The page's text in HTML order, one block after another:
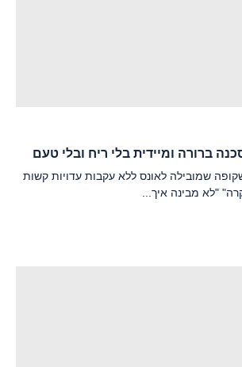
שמובילה לאונס ללא עקבות עדויות קשות
"לא מבינה איך...